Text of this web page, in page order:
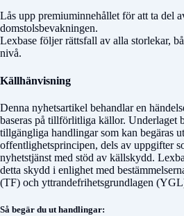
Lås upp premiuminnehållet för att ta del
domstolsbevakningen.
Lexbase följer rättsfall av alla storlekar,
nivå.
Källhänvisning
Denna nyhetsartikel behandlar en
baseras på tillförlitliga källor. Underlaget
tillgängliga handlingar som kan begäras
offentlighetsprincipen, dels av uppgifter
nyhetstjänst med stöd av källskydd.
detta skydd i enlighet med
(TF) och yttrandefrihetsgrundlagen
Så begär du ut handlingar: